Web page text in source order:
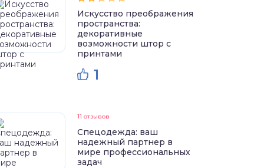
Искусство преображения
пространства:
декоративные
возможности штор с
принтами
1
11 отзывов
Спецодежда: ваш
надежный партнер в
мире профессиональных
задач